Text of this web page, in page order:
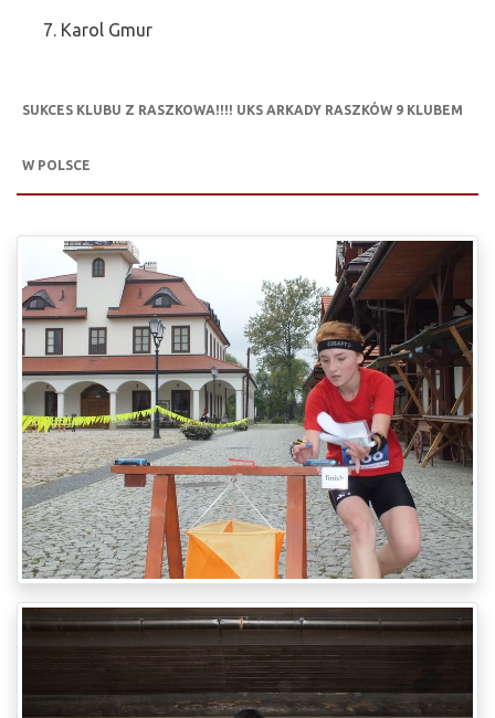
Karol Gmur
SUKCES KLUBU Z RASZKOWA!!!! UKS ARKADY RASZKÓW 9 KLUBEM
W POLSCE